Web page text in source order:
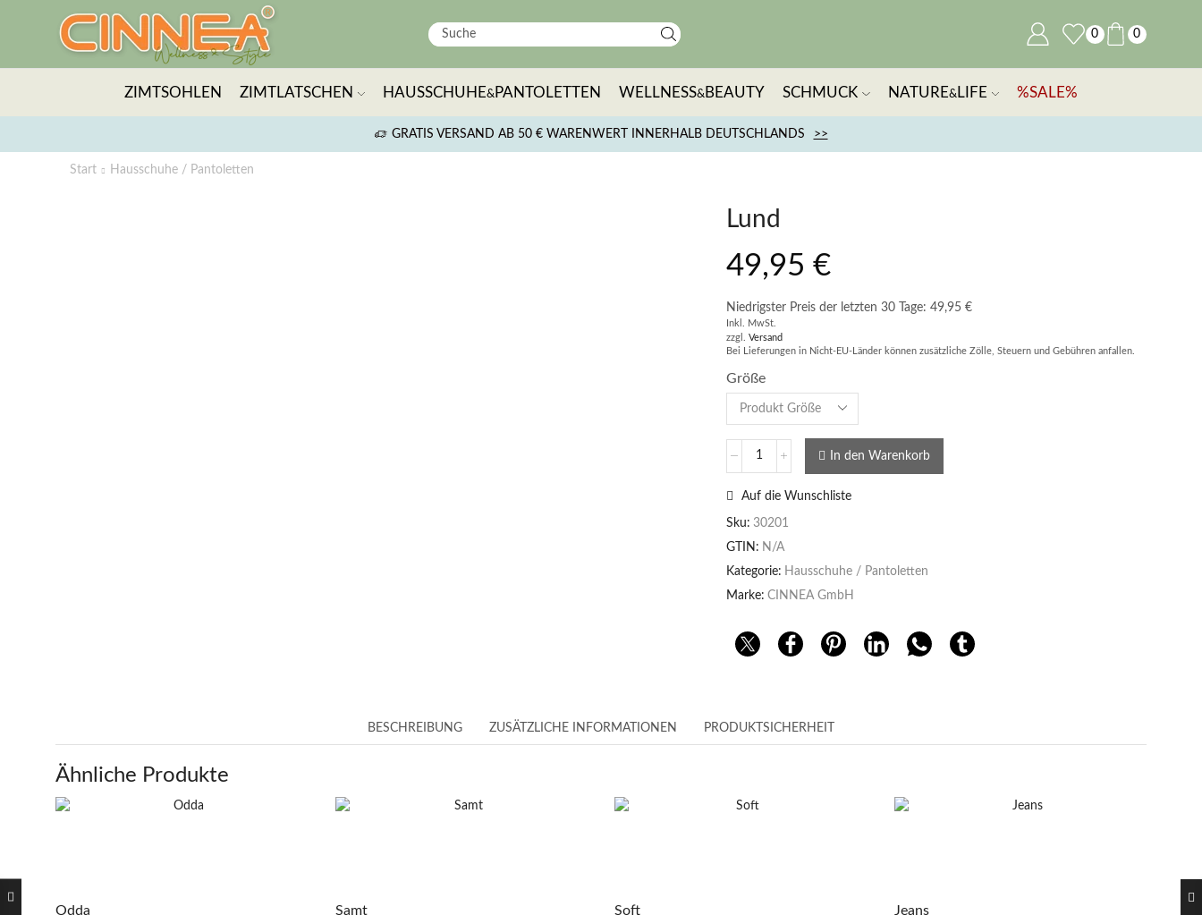
0 0
ZIMTSOHLEN ZIMTLATSCHEN HAUSSCHUHE& PANTOLETTEN WELLNESS& BEAUTY SCHMUCK NATURE& LIFE %SALE%
GRATIS VERSAND AB 50 € WARENWERT INNERHALB DEUTSCHLANDS >>
Start Hausschuhe / Pantoletten
Lund
49,95 €
Niedrigster Preis der letzten 30 Tage: 49,95 €
Inkl. MwSt.
zzgl. Versand
Bei Lieferungen in Nicht-EU-Länder können zusätzliche Zölle, Steuern und Gebühren anfallen.
Größe
In den Warenkorb
Auf die Wunschliste
Sku: 30201
GTIN: N/A
Kategorie: Hausschuhe / Pantoletten
Marke: CINNEA GmbH
BESCHREIBUNG ZUSÄTZLICHE INFORMATIONEN PRODUKTSICHERHEIT
Ähnliche Produkte
Odda Samt Soft Jeans